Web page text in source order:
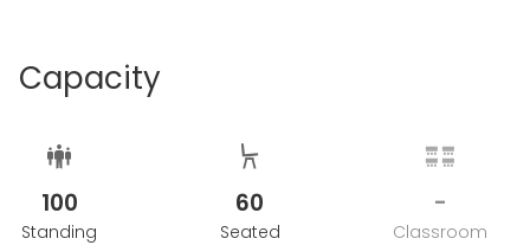
Capacity
100
Standing
60
Seated
-
Classroom